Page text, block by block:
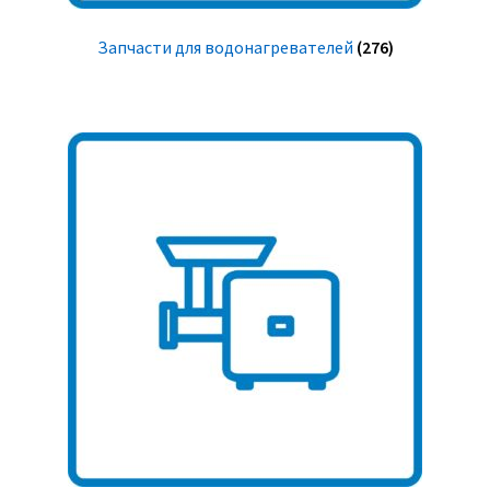
Запчасти для водонагревателей (276)